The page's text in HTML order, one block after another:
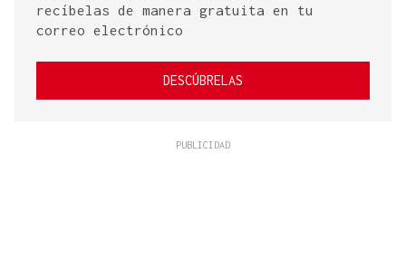
recíbelas de manera gratuita en tu
correo electrónico
DESCÚBRELAS